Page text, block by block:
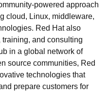
powered approach
cloud, Linux, middleware,
Red Hat also
and consulting
in a global network of
source communities, Red
technologies that
prepare customers for